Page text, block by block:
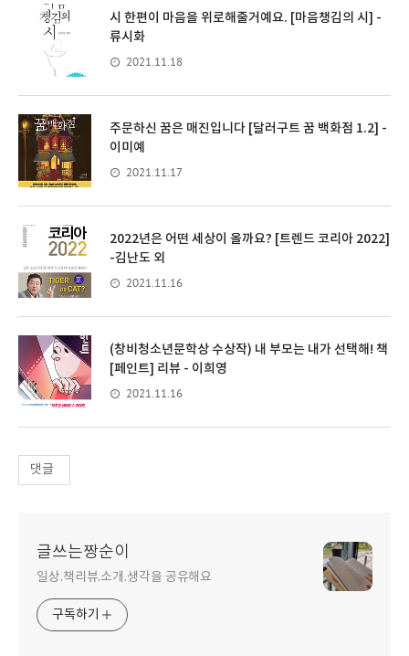
시 한편이 마음을 위로해줄거예요. [마음챙김의 시] -
류시화
2021.11.18
주문하신 꿈은 매진입니다 [달러구트 꿈 백화점 1.2] -
이미예
2021.11.17
2022년은 어떤 세상이 올까요? [트렌드 코리아 2022]
-김난도 외
2021.11.16
(창비청소년문학상 수상작) 내 부모는 내가 선택해! 책
[페인트] 리뷰 - 이희영
2021.11.16
댓글
글쓰는짱순이
일상.책리뷰.소개.생각을 공유해요
구독하기